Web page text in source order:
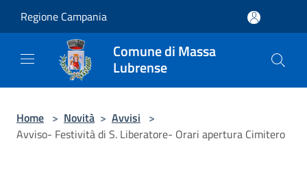
Regione Campania
Comune di Massa
Lubrense
Home > Novità > Avvisi >
Avviso- Festività di S. Liberatore- Orari apertura Cimitero